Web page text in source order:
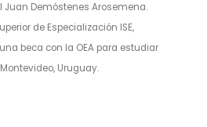
Juan Demóstenes Arosemena.
de Especialización ISE,
beca con la OEA para estudiar
Uruguay.